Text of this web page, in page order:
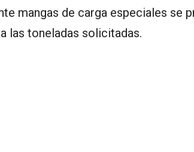
mangas de carga especiales se
las toneladas solicitadas.